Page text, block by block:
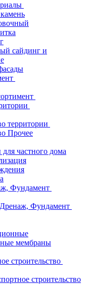
сайдинг и
территории
Прочее
частного дома
Фундамент
Фундамент
мембраны
строительство
строительство